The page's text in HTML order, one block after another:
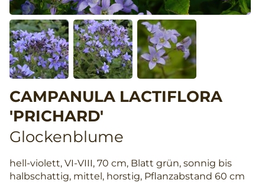
CAMPANULA LACTIFLORA
'PRICHARD'
Glockenblume
hell-violett, VI-VIII, 70 cm, Blatt grün, sonnig bis
halbschattig, mittel, horstig, Pflanzabstand 60 cm